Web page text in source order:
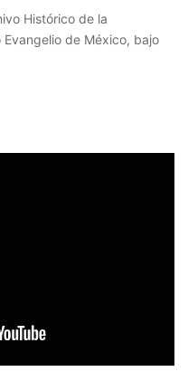
Histórico de la
de México, bajo